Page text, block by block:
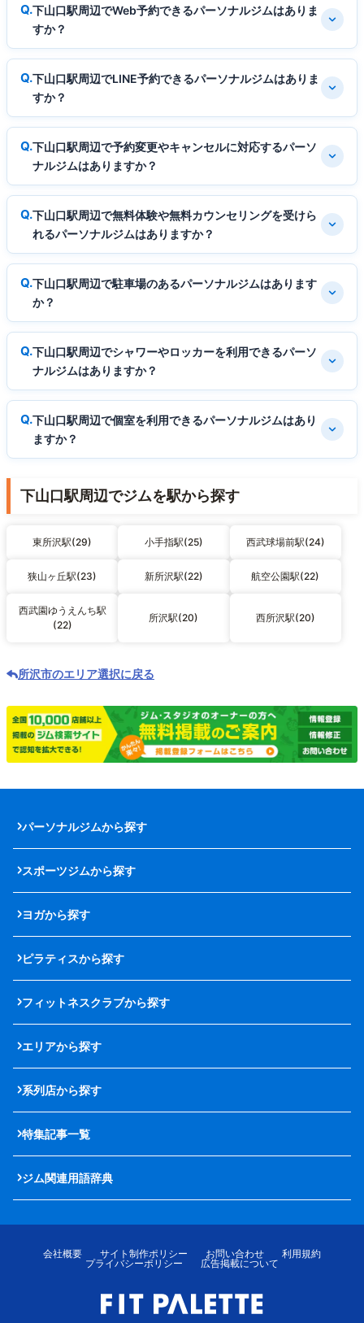
下山口駅周辺でWeb予約できるパーソナルジムはありま
すか？
下山口駅周辺でLINE予約できるパーソナルジムはありま
すか？
下山口駅周辺で予約変更やキャンセルに対応するパーソ
ナルジムはありますか？
下山口駅周辺で無料体験や無料カウンセリングを受けら
れるパーソナルジムはありますか？
下山口駅周辺で駐車場のあるパーソナルジムはあります
か？
下山口駅周辺でシャワーやロッカーを利用できるパーソ
ナルジムはありますか？
下山口駅周辺で個室を利用できるパーソナルジムはあり
ますか？
下山口駅周辺でジムを駅から探す
東所沢駅(29) 小手指駅(25) 西武球場前駅(24)
狭山ヶ丘駅(23) 新所沢駅(22) 航空公園駅(22)
西武園ゆうえんち駅
(22)
所沢駅(20) 西所沢駅(20)
所沢市のエリア選択に戻る
パーソナルジムから探す
スポーツジムから探す
ヨガから探す
ピラティスから探す
フィットネスクラブから探す
エリアから探す
系列店から探す
特集記事一覧
ジム関連用語辞典
会社概要 サイト制作ポリシー お問い合わせ
利用規約
プライバシーポリシー
広告掲載について